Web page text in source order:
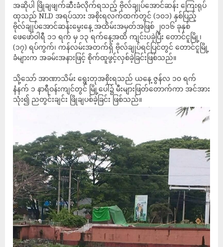
အဆိုပါ ဖြိုချဖျက်ဆီးခံလိုက်ရသည့် ဗိုလ်ချုပ်အောင်ဆန်း ကြေးရုပ်
ထုသည် NLD အရပ်သား အစိုးရလက်ထက်တွင် (၁၀၁) နှစ်ပြည့်
ဗိုလ်ချုပ်အောင်ဆန်းမွေးနေ့ အထိမ်းအမှတ်အဖြစ် ၂၀၁၆ ခုနှစ်
ဖေဖော်ဝါရီ ၁၁ ရက် မှ ၁၃ ရက်နေ့အထိ ကျင်းပခဲ့ပြီး တောင်ငူမြို့၊
(၁၇) ရပ်ကွက်၊ ကန်လမ်းအတက်ရှိ ဗိုလ်ချုပ်ရင်ပြင်တွင် တောင်ငူမြို့
ခံများက အခမ်းအနားဖြင့် စိုက်ထူဖွင့်လှစ်ခဲ့ခြင်းဖြစ်သည်။
သို့သော် အာဏာသိမ်း ရွေးတုအစိုးရသည် ယနေ့ ဇွန်လ ၁၀ ရက်
နံနက် ၁ နာရီဝန်းကျင်တွင် မြို့ပေါ်၌ မီးများဖြတ်တောက်ကာ အင်အား
သုံး၍ ညတွင်းချင်း ဖြိုချပစ်ခဲ့ခြင်း ဖြစ်သည်။